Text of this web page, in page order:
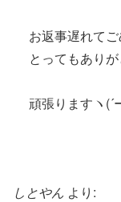
お返事遅れてご
とってもありが
頑張りますヽ(´
しとやん より: